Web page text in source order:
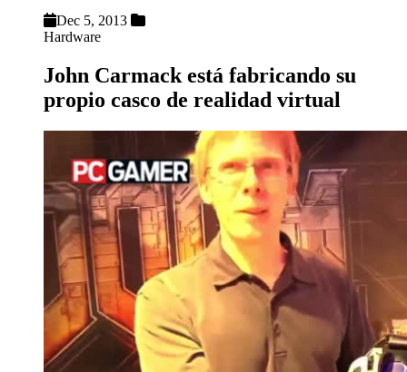
Dec 5, 2013
Hardware
John Carmack está fabricando su
propio casco de realidad virtual